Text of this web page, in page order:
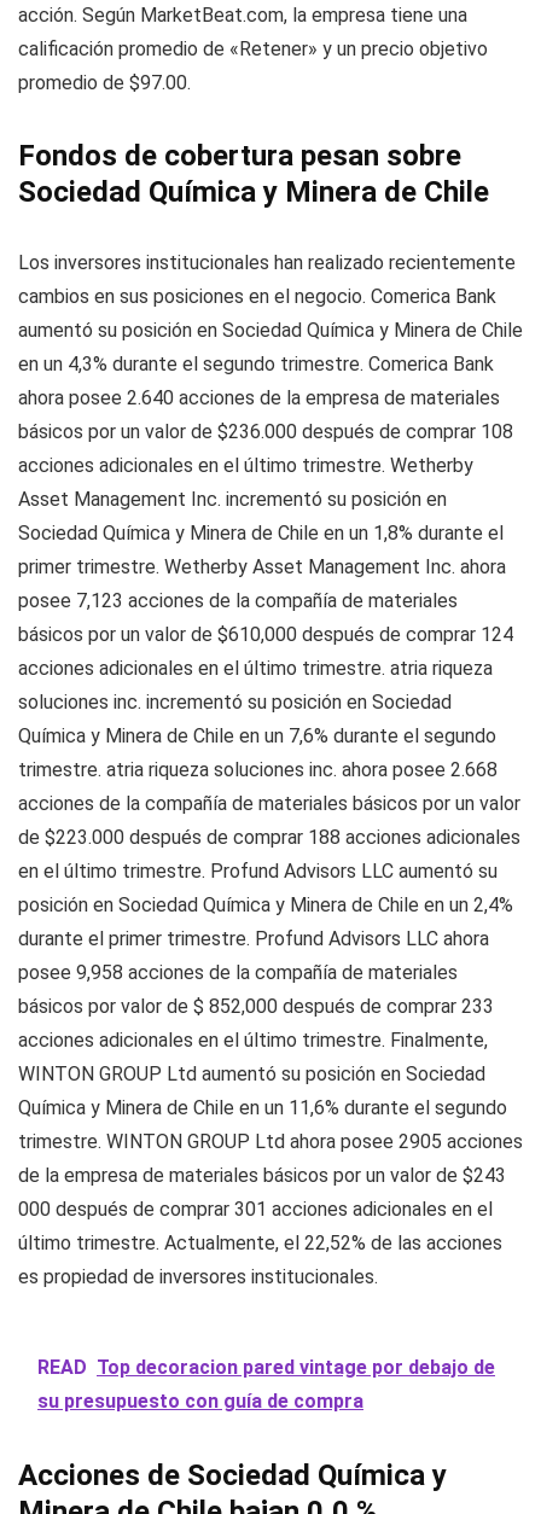
acción. Según MarketBeat.com, la empresa tiene una
calificación promedio de «Retener» y un precio objetivo
promedio de $97.00.
Fondos de cobertura pesan sobre
Sociedad Química y Minera de Chile
Los inversores institucionales han realizado recientemente
cambios en sus posiciones en el negocio. Comerica Bank
aumentó su posición en Sociedad Química y Minera de Chile
en un 4,3% durante el segundo trimestre. Comerica Bank
ahora posee 2.640 acciones de la empresa de materiales
básicos por un valor de $236.000 después de comprar 108
acciones adicionales en el último trimestre. Wetherby
Asset Management Inc. incrementó su posición en
Sociedad Química y Minera de Chile en un 1,8% durante el
primer trimestre. Wetherby Asset Management Inc. ahora
posee 7,123 acciones de la compañía de materiales
básicos por un valor de $610,000 después de comprar 124
acciones adicionales en el último trimestre. atria riqueza
soluciones inc. incrementó su posición en Sociedad
Química y Minera de Chile en un 7,6% durante el segundo
trimestre. atria riqueza soluciones inc. ahora posee 2.668
acciones de la compañía de materiales básicos por un valor
de $223.000 después de comprar 188 acciones adicionales
en el último trimestre. Profund Advisors LLC aumentó su
posición en Sociedad Química y Minera de Chile en un 2,4%
durante el primer trimestre. Profund Advisors LLC ahora
posee 9,958 acciones de la compañía de materiales
básicos por valor de $ 852,000 después de comprar 233
acciones adicionales en el último trimestre. Finalmente,
WINTON GROUP Ltd aumentó su posición en Sociedad
Química y Minera de Chile en un 11,6% durante el segundo
trimestre. WINTON GROUP Ltd ahora posee 2905 acciones
de la empresa de materiales básicos por un valor de $243
000 después de comprar 301 acciones adicionales en el
último trimestre. Actualmente, el 22,52% de las acciones
es propiedad de inversores institucionales.
READ Top decoracion pared vintage por debajo de
su presupuesto con guía de compra
Acciones de Sociedad Química y